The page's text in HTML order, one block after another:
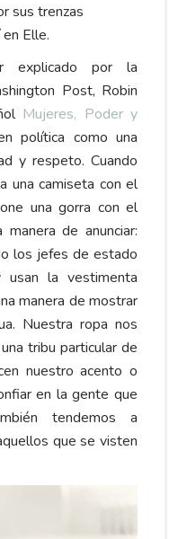
sus trenzas
Elle.
explicado por la
Post, Robin
Mujeres, Poder y
política como una
y respeto. Cuando
una camiseta con el
una gorra con el
de anunciar:
los jefes de estado
usan la vestimenta
manera de mostrar
Nuestra ropa nos
tribu particular de
nuestro acento o
en la gente que
tendemos a
que se visten